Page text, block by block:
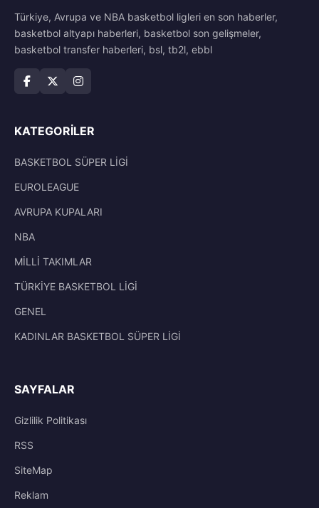
Türkiye, Avrupa ve NBA basketbol ligleri en son haberler,
basketbol altyapı haberleri, basketbol son gelişmeler,
basketbol transfer haberleri, bsl, tb2l, ebbl
KATEGORILER
BASKETBOL SÜPER LİGİ
EUROLEAGUE
AVRUPA KUPALARI
NBA
MİLLİ TAKIMLAR
TÜRKİYE BASKETBOL LİGİ
GENEL
KADINLAR BASKETBOL SÜPER LİGİ
SAYFALAR
Gizlilik Politikası
RSS
SiteMap
Reklam